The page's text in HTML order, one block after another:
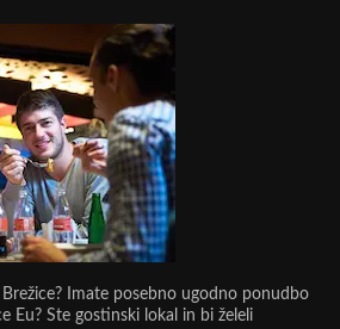
Imate posebno ugodno ponudbo
Eu? Ste gostinski lokal in bi želeli